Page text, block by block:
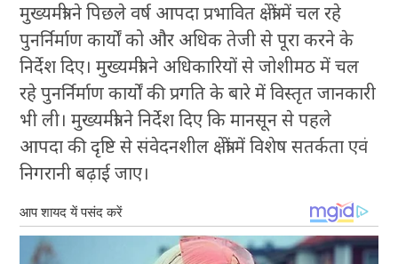
मुख्यमंत्री ने पिछले वर्ष आपदा प्रभावित क्षेत्रों में चल रहे
पुनर्निर्माण कार्यों को और अधिक तेजी से पूरा करने के
निर्देश दिए। मुख्यमंत्री ने अधिकारियों से जोशीमठ में चल
रहे पुनर्निर्माण कार्यों की प्रगति के बारे में विस्तृत जानकारी
भी ली। मुख्यमंत्री ने निर्देश दिए कि मानसून से पहले
आपदा की दृष्टि से संवेदनशील क्षेत्रों में विशेष सतर्कता एवं
निगरानी बढ़ाई जाए।